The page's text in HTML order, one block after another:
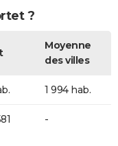
?
Moyenne
des villes
1 994 hab.
-